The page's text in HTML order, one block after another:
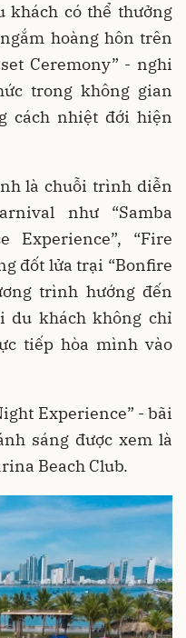
khách có thể thưởng
hoàng hôn trên
Ceremony” - nghi
trong không gian
cách nhiệt đới hiện
là chuỗi trình diễn
như “Samba
Experience”, “Fire
đốt lửa trại “Bonfire
trình hướng đến
du khách không chỉ
tiếp hòa mình vào
Experience” - bãi
sáng được xem là
Beach Club.